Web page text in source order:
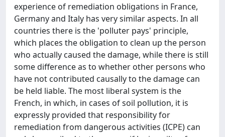
experience of remediation obligations in France,
Germany and Italy has very similar aspects. In all
countries there is the 'polluter pays' principle,
which places the obligation to clean up the person
who actually caused the damage, while there is still
some difference as to whether other persons who
have not contributed causally to the damage can
be held liable. The most liberal system is the
French, in which, in cases of soil pollution, it is
expressly provided that responsibility for
remediation from dangerous activities (ICPE) can